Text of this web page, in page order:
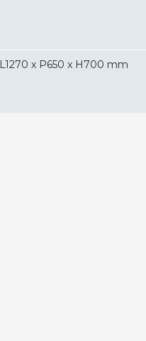
L1270 x P650 x H700 mm